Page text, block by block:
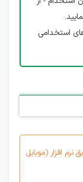
استخدامی
افزار (موبایل